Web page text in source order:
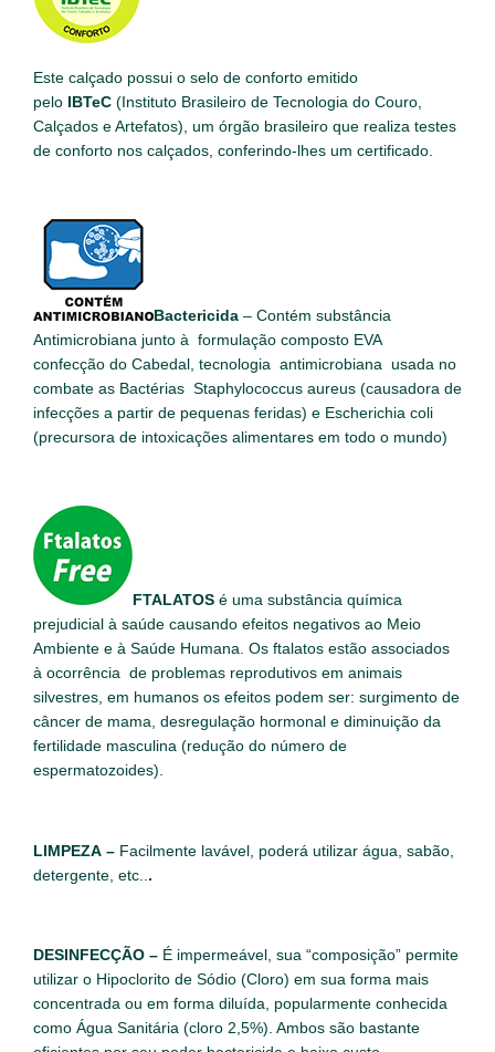
Este calçado possui o selo de conforto emitido
pelo IBTeC (Instituto Brasileiro de Tecnologia do Couro,
Calçados e Artefatos), um órgão brasileiro que realiza testes
de conforto nos calçados, conferindo-lhes um certificado.
Bactericida – Contém substância
Antimicrobiana junto à formulação composto EVA
confecção do Cabedal, tecnologia antimicrobiana usada no
combate as Bactérias Staphylococcus aureus (causadora de
infecções a partir de pequenas feridas) e Escherichia coli
(precursora de intoxicações alimentares em todo o mundo)
FTALATOS é uma substância química
prejudicial à saúde causando efeitos negativos ao Meio
Ambiente e à Saúde Humana. Os ftalatos estão associados
à ocorrência de problemas reprodutivos em animais
silvestres, em humanos os efeitos podem ser: surgimento de
câncer de mama, desregulação hormonal e diminuição da
fertilidade masculina (redução do número de
espermatozoides).
LIMPEZA – Facilmente lavável, poderá utilizar água, sabão,
detergente, etc.. .
DESINFECÇÃO – É impermeável, sua “composição” permite
utilizar o Hipoclorito de Sódio (Cloro) em sua forma mais
concentrada ou em forma diluída, popularmente conhecida
como Água Sanitária (cloro 2,5%). Ambos são bastante